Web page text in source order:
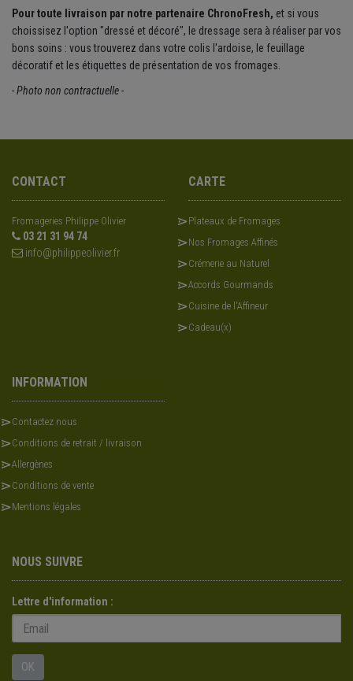
Pour toute livraison par notre partenaire ChronoFresh, et si vous
choissisez l'option "dressé et décoré", le dressage sera à réaliser par vos
bons soins : vous trouverez dans votre colis l'ardoise, le feuillage
décoratif et les étiquettes de présentation de vos fromages.
- Photo non contractuelle -
CONTACT
Fromageries Philippe Olivier
03 21 31 94 74
info@philippeolivier.fr
CARTE
Plateaux de Fromages
Nos Fromages Affinés
Crémerie au Naturel
Accords Gourmands
Cuisine de l'Affineur
Cadeau(x)
INFORMATION
Contactez nous
Conditions de retrait / livraison
Allergènes
Conditions de vente
Mentions légales
NOUS SUIVRE
Lettre d'information :
OK